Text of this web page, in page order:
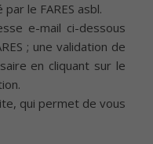
par le FARES asbl.
e-mail ci-dessous
; une validation de
en cliquant sur le
, qui permet de vous